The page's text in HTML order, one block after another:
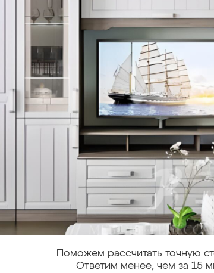
Поможем рассчитать точную
Ответим менее, чем за 15